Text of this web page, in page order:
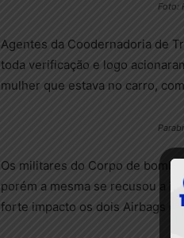
Foto:
Agentes da Coodernadoria de
toda verificação e logo
mulher que estava no carro,
Os militares do Corpo de
porém a mesma se recusou a ir
forte impacto os dois Airbags do